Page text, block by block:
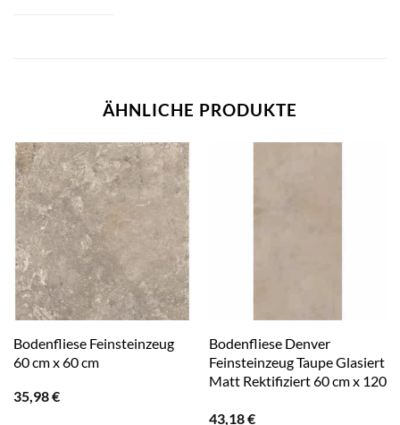
ÄHNLICHE PRODUKTE
Bodenfliese Feinsteinzeug
60 cm x 60 cm
35,98€
Bodenfliese Denver
Feinsteinzeug Taupe Glasiert
Matt Rektifiziert 60 cm x 120
43,18€